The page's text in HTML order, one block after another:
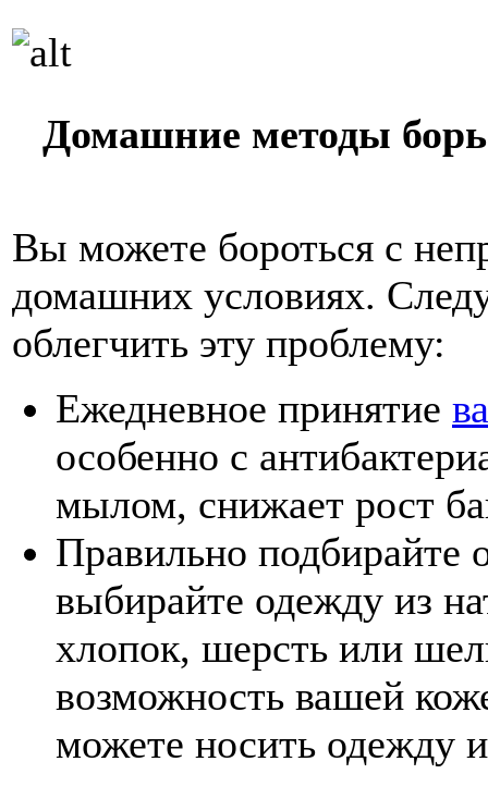
Домашние методы
Вы можете бороться с
домашних условиях.
облегчить эту проблему:
Ежедневное принятие
особенно с
мылом, снижает рост
Правильно подбирайте
выбирайте одежду из
хлопок, шерсть или
возможность вашей
можете носить одежду